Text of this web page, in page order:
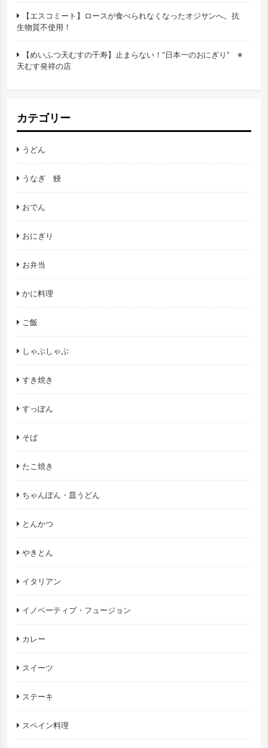
【エスコミート】ロースが食べられなくなったオジサンへ。抗
生物質不使用！
【めいふつ天むすの千寿】止まらない！”日本一のおにぎり” ※
天むす発祥の店
カテゴリー
うどん
うなぎ 鰻
おでん
おにぎり
お弁当
かに料理
ご飯
しゃぶしゃぶ
すき焼き
すっぽん
そば
たこ焼き
ちゃんぽん・皿うどん
とんかつ
やきとん
イタリアン
イノベーティブ・フュージョン
カレー
スイーツ
ステーキ
スペイン料理